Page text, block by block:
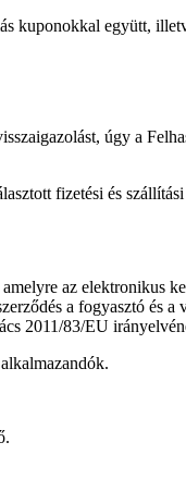
kuponokkal együtt,
úgy a
fizetési és
az elektronikus
a fogyasztó és a
2011/83/EU